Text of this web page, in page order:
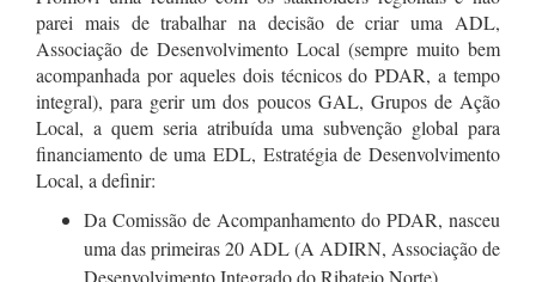
parei mais de trabalhar na decisão de criar uma ADL,
Associação de Desenvolvimento Local (sempre muito bem
acompanhada por aqueles dois técnicos do PDAR, a tempo
integral), para gerir um dos poucos GAL, Grupos de Ação
Local, a quem seria atribuída uma subvenção global para
financiamento de uma EDL, Estratégia de Desenvolvimento
Local, a definir:
Da Comissão de Acompanhamento do PDAR, nasceu
uma das primeiras 20 ADL (A ADIRN, Associação de
Desenvolvimento Integrado do Ribatejo Norte),